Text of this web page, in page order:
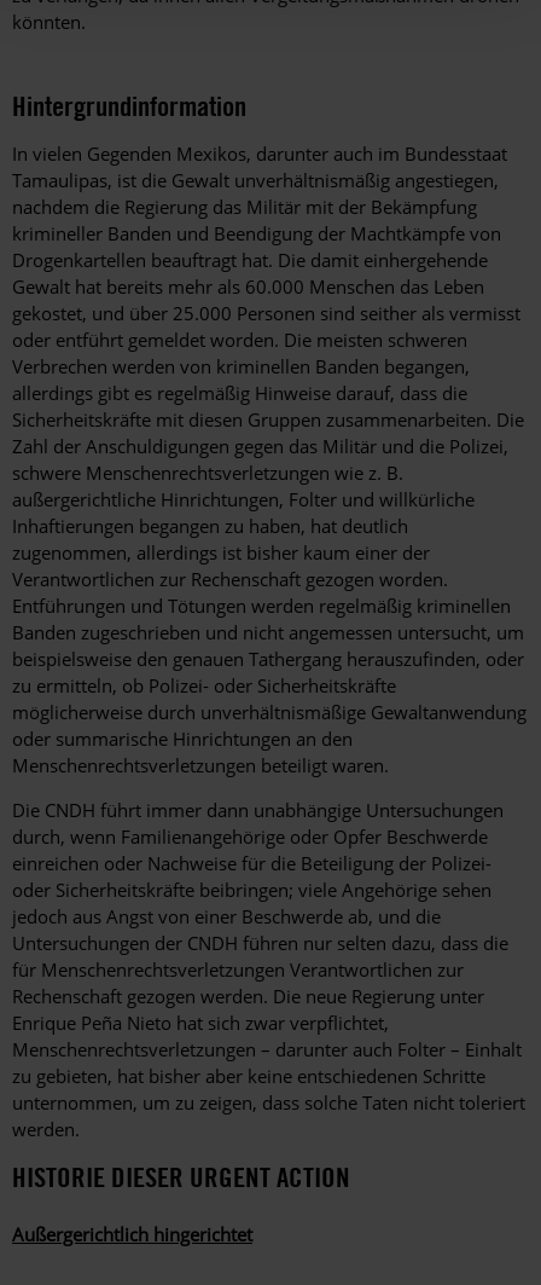
könnten.
Hintergrundinformation
Hintergrund
In vielen Gegenden Mexikos, darunter auch im Bundesstaat
Tamaulipas, ist die Gewalt unverhältnismäßig angestiegen,
nachdem die Regierung das Militär mit der Bekämpfung
krimineller Banden und Beendigung der Machtkämpfe von
Drogenkartellen beauftragt hat. Die damit einhergehende
Gewalt hat bereits mehr als 60.000 Menschen das Leben
gekostet, und über 25.000 Personen sind seither als vermisst
oder entführt gemeldet worden. Die meisten schweren
Verbrechen werden von kriminellen Banden begangen,
allerdings gibt es regelmäßig Hinweise darauf, dass die
Sicherheitskräfte mit diesen Gruppen zusammenarbeiten. Die
Zahl der Anschuldigungen gegen das Militär und die Polizei,
schwere Menschenrechtsverletzungen wie z. B.
außergerichtliche Hinrichtungen, Folter und willkürliche
Inhaftierungen begangen zu haben, hat deutlich
zugenommen, allerdings ist bisher kaum einer der
Verantwortlichen zur Rechenschaft gezogen worden.
Entführungen und Tötungen werden regelmäßig kriminellen
Banden zugeschrieben und nicht angemessen untersucht, um
beispielsweise den genauen Tathergang herauszufinden, oder
zu ermitteln, ob Polizei- oder Sicherheitskräfte
möglicherweise durch unverhältnismäßige Gewaltanwendung
oder summarische Hinrichtungen an den
Menschenrechtsverletzungen beteiligt waren.
Die CNDH führt immer dann unabhängige Untersuchungen
durch, wenn Familienangehörige oder Opfer Beschwerde
einreichen oder Nachweise für die Beteiligung der Polizei-
oder Sicherheitskräfte beibringen; viele Angehörige sehen
jedoch aus Angst von einer Beschwerde ab, und die
Untersuchungen der CNDH führen nur selten dazu, dass die
für Menschenrechtsverletzungen Verantwortlichen zur
Rechenschaft gezogen werden. Die neue Regierung unter
Enrique Peña Nieto hat sich zwar verpflichtet,
Menschenrechtsverletzungen – darunter auch Folter – Einhalt
zu gebieten, hat bisher aber keine entschiedenen Schritte
unternommen, um zu zeigen, dass solche Taten nicht toleriert
werden.
HISTORIE DIESER URGENT ACTION
Außergerichtlich hingerichtet